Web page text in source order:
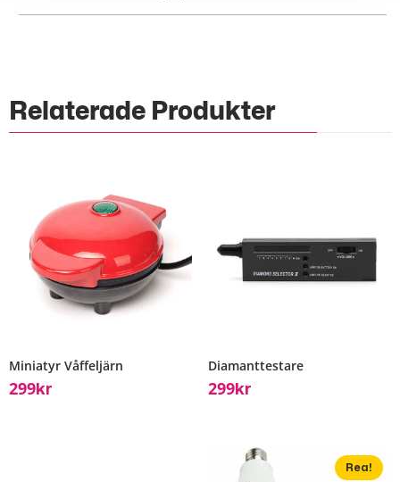
Relaterade Produkter
Miniatyr Våffeljärn
299Kr
Diamanttestare
299Kr
Rea!